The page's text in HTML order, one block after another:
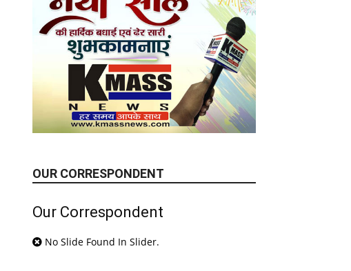
OUR CORRESPONDENT
Our Correspondent
No Slide Found In Slider.